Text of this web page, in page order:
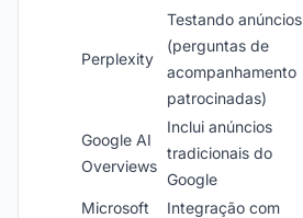
Perplexity
Testando anúncios
(perguntas de
acompanhamento
patrocinadas)
Google AI
Overviews
Inclui anúncios
tradicionais do
Google
Microsoft
Integração com